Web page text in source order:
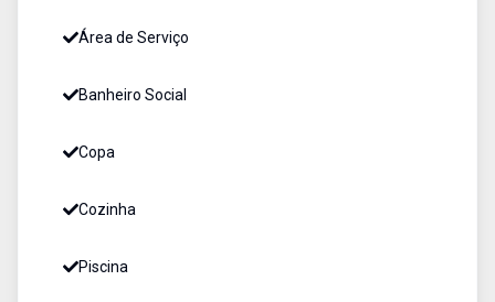
Área de Serviço
Banheiro Social
Copa
Cozinha
Piscina